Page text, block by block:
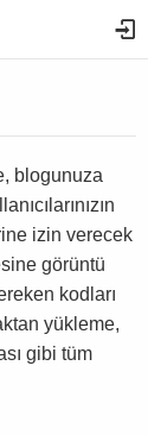
blogunuza
izin verecek
görüntü
kodları
yükleme,
gibi tüm